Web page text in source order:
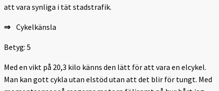
att vara synliga i tät stadstrafik.
⇒Cykelkänsla
Betyg: 5
Med en vikt på 20,3 kilo känns den lätt för att vara en elcykel.
Man kan gott cykla utan elstöd utan att det blir för tungt. Med